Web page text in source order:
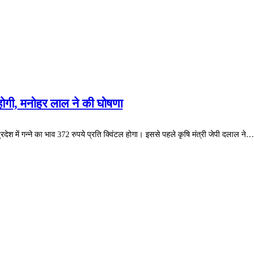
मनोहर लाल ने की घोषणा
में गन्ने का भाव 372 रुपये प्रति क्विंटल होगा। इससे पहले कृषि मंत्री जेपी दलाल ने…